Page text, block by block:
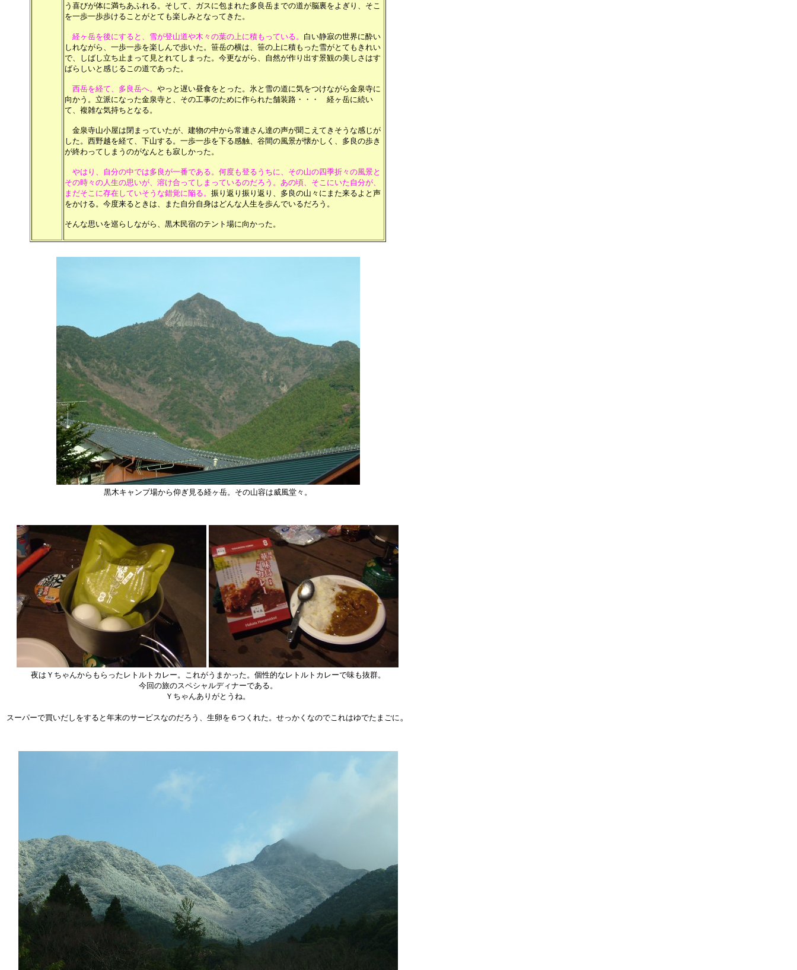
う喜びが体に満ちあふれる。そして、ガスに包まれた多良岳までの道が脳裏をよぎり、そこ
を一歩一歩歩けることがとても楽しみとなってきた。
経ヶ岳を後にすると、雪が登山道や木々の葉の上に積もっている。 白い静寂の世界に酔い
しれながら、一歩一歩を楽しんで歩いた。笹岳の横は、笹の上に積もった雪がとてもきれい
で、しばし立ち止まって見とれてしまった。今更ながら、自然が作り出す景観の美しさはす
ばらしいと感じるこの道であった。
西岳を経て、多良岳へ。 やっと遅い昼食をとった。氷と雪の道に気をつけながら金泉寺に
向かう。立派になった金泉寺と、その工事のために作られた舗装路・・・ 経ヶ岳に続い
て、複雑な気持ちとなる。
金泉寺山小屋は閉まっていたが、建物の中から常連さん達の声が聞こえてきそうな感じが
した。西野越を経て、下山する。一歩一歩を下る感触、谷間の風景が懐かしく、多良の歩き
が終わってしまうのがなんとも寂しかった。
やはり、自分の中では多良が一番である。何度も登るうちに、その山の四季折々の風景と
その時々の人生の思いが、溶け合ってしまっているのだろう。あの頃、そこにいた自分が、
まだそこに存在していそうな錯覚に陥る。 振り返り振り返り、多良の山々にまた来るよと声
をかける。今度来るときは、また自分自身はどんな人生を歩んでいるだろう。
そんな思いを巡らしながら、黒木民宿のテント場に向かった。
黒木キャンプ場から仰ぎ見る経ヶ岳。その山容は威風堂々。
夜はＹちゃんからもらったレトルトカレー。これがうまかった。個性的なレトルトカレーで味も抜群。
今回の旅のスペシャルディナーである。
Ｙちゃんありがとうね。
スーパーで買いだしをすると年末のサービスなのだろう、生卵を６つくれた。せっかくなのでこれはゆでたまごに 。